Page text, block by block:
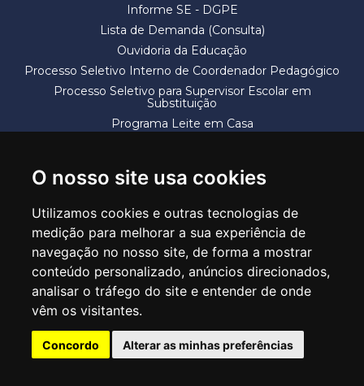
O nosso site usa cookies
Utilizamos cookies e outras tecnologias de
medição para melhorar a sua experiência de
navegação no nosso site, de forma a mostrar
conteúdo personalizado, anúncios direcionados,
analisar o tráfego do site e entender de onde
vêm os visitantes.
Concordo Alterar as minhas preferências
Informe SE - DGPE
Lista de Demanda (Consulta)
Ouvidoria da Educação
Processo Seletivo Interno de Coordenador Pedagógico
Processo Seletivo para Supervisor Escolar em
Substituição
Programa Leite em Casa
SECRETARIA DE EDUCAÇÃO
Rua Claudino Barbosa, 313 - Macedo - Guarulhos/SP CEP 07113-040
Central de Atendimento: *55 11 2475-7300